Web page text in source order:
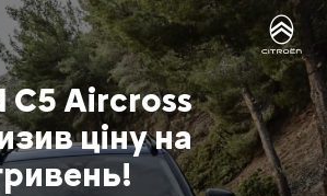
C5 Aircross
ціну на